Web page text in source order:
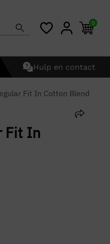
0
Hulp en contact
Fit In Cotton Blend
Fit In